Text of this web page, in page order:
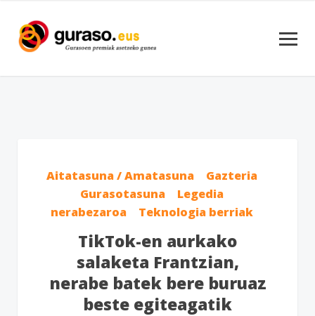
Aitatasuna / Amatasuna
Gazteria
Gurasotasuna
Legedia
nerabezaroa
Teknologia berriak
TikTok-en aurkako
salaketa Frantzian,
nerabe batek bere buruaz
beste egiteagatik